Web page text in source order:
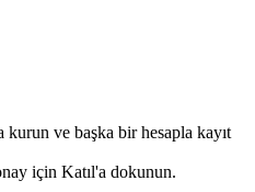
kurun ve başka bir hesapla kayıt
için Katıl'a dokunun.